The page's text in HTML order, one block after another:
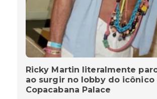
Ricky Martin literalmente
ao surgir no lobby do icônico
Copacabana Palace